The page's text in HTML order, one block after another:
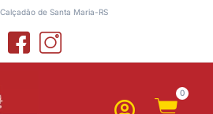
de Santa Maria-RS
0